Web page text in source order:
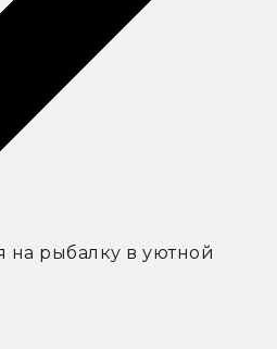
на рыбалку в уютной